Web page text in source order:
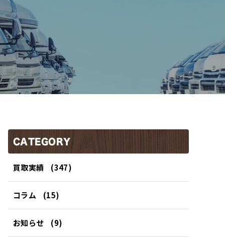
CATEGORY
買取実績 (347)
コラム (15)
お知らせ (9)